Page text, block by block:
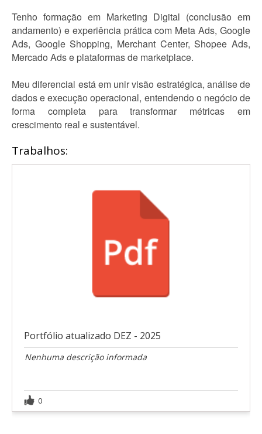
Tenho formação em Marketing Digital (conclusão em
andamento) e experiência prática com Meta Ads, Google
Ads, Google Shopping, Merchant Center, Shopee Ads,
Mercado Ads e plataformas de marketplace.
Meu diferencial está em unir visão estratégica, análise de
dados e execução operacional, entendendo o negócio de
forma completa para transformar métricas em
crescimento real e sustentável.
Trabalhos:
Portfólio atualizado DEZ - 2025
Nenhuma descrição informada
0